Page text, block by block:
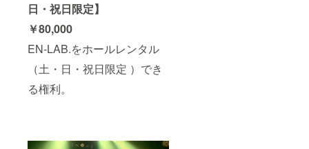
日・祝日限定】
￥80,000
EN-LAB.をホールレンタル
（土・日・祝日限定 ）でき
る権利。